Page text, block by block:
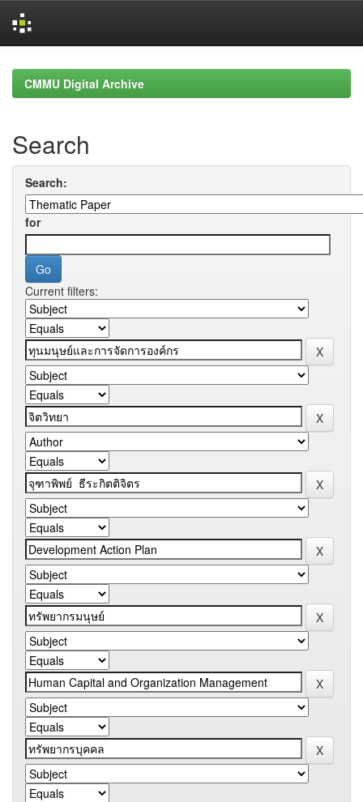
navigationCMMU Digital Archive
Search
Search:
for
Current filters: